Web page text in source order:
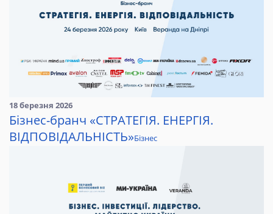
18 березня 2026
Бізнес-бранч «СТРАТЕГІЯ. ЕНЕРГІЯ.
ВІДПОВІДАЛЬНІСТЬ»Бізнес